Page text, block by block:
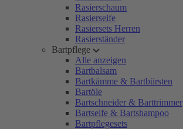
Rasierschaum
Rasierseife
Rasiersets Herren
Rasierständer
Bartpflege
Alle anzeigen
Bartbalsam
Bartkämme & Bartbürsten
Bartöle
Bartschneider & Barttrimmer
Bartseife & Bartshampoo
Bartpflegesets